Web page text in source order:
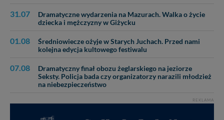
31.07
Dramatyczne wydarzenia na Mazurach. Walka o życie
dziecka i mężczyzny w Giżycku
01.08
Średniowiecze ożyje w Starych Juchach. Przed nami
kolejna edycja kultowego festiwalu
07.08
Dramatyczny finał obozu żeglarskiego na jeziorze
Seksty. Policja bada czy organizatorzy narazili młodzież
na niebezpieczeństwo
REKLAMA